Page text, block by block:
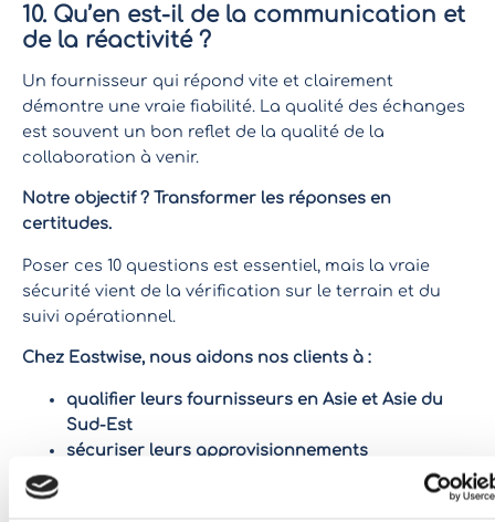
10. Qu’en est-il de la communication et
de la réactivité ?
Un fournisseur qui répond vite et clairement
démontre une vraie fiabilité. La qualité des échanges
est souvent un bon reflet de la qualité de la
collaboration à venir.
Notre objectif ? Transformer les réponses en
certitudes.
Poser ces 10 questions est essentiel, mais la vraie
sécurité vient de la vérification sur le terrain et du
suivi opérationnel.
Chez Eastwise, nous aidons nos clients à :
qualifier leurs fournisseurs en Asie et Asie du
Sud-Est
sécuriser leurs approvisionnements